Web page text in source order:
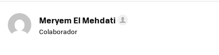
Meryem El Mehdati
Colaborador